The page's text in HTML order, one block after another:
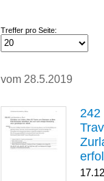
Treffer pro Seite:
vom 28.5.2019